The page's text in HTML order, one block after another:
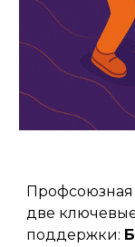
две
поддержки: